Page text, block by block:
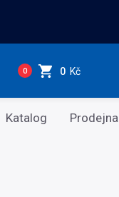
0 0 Kč
Katalog Prodejna